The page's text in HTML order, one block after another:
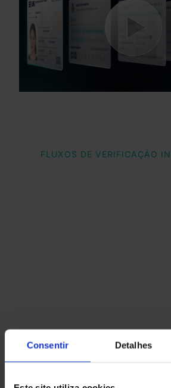
Consentir Detalhes
FLUXOS DE VERIFICAÇÃO